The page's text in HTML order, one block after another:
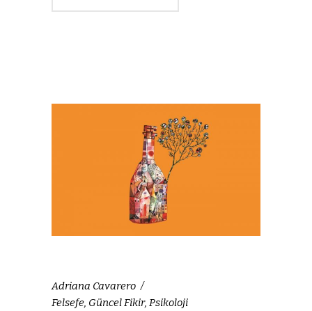
Adriana Cavarero
Felsefe, Güncel Fikir, Psikoloji